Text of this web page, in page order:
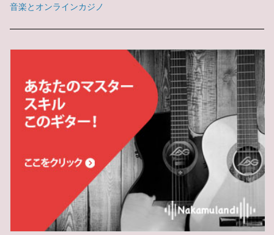
音楽とオンラインカジノ